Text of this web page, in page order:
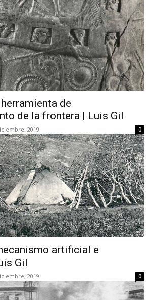
de
de la frontera | Luis Gil
2019 0
artificial e
Gil
2019 0